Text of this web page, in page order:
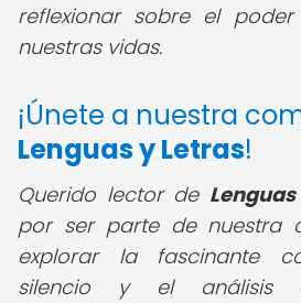
reflexionar sobre el
nuestras vidas.
¡Únete a nuestra
Lenguas y Letras!
Querido lector de
por ser parte de nuestra
explorar la fascinante
silencio y el análisis